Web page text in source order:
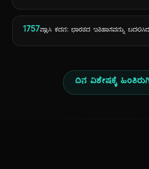
1757ಪ್ಲಾಸಿ ಕದನ: ಭಾರತದ ಇತಿಹಾಸವನ್ನು
ದಿನ ವಿಶೇಷಕ್ಕೆ